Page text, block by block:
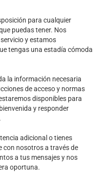
para cualquier
puedas tener. Nos
y estamos
tengas una estadía cómoda
la información necesaria
de acceso y normas
disponibles para
y responder
adicional o tienes
con nosotros a través de
a tus mensajes y nos
oportuna.